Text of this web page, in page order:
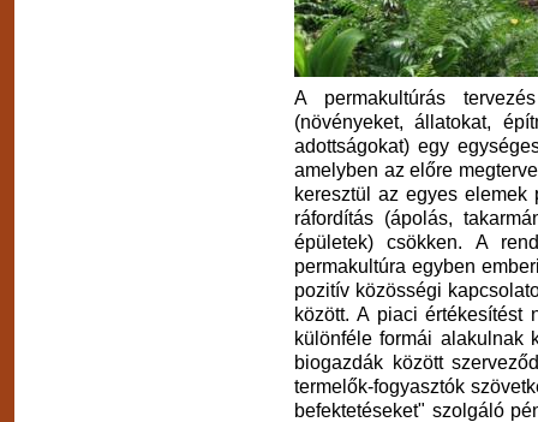
A permakultúrás
(növényeket, állatokat,
adottságokat) egy
amelyben az előre
keresztül az egyes elemek
ráfordítás (ápolás,
épületek) csökken. A
permakultúra egyben
pozitív közösségi
között. A piaci értékesítést
különféle formái alakulnak
biogazdák között
termelők-fogyasztók
befektetéseket" szolgáló